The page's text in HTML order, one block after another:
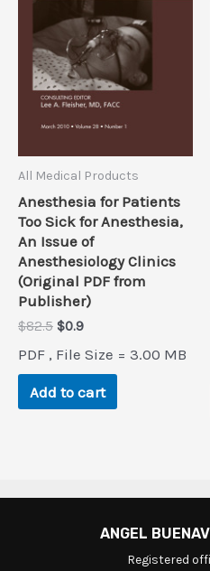
All Medical Products
Anesthesia for Patients
Too Sick for Anesthesia,
An Issue of
Anesthesiology Clinics
(Original PDF from
Publisher)
$82.5 Original
was:
$82.5.
$0.9Current
is:
$0.9.
PDF , File Size = 3.00 MB
Add to cart
ANGEL
Registered